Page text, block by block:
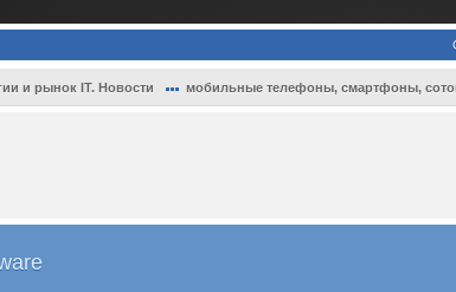
и рынок IT. Новости мобильные телефоны, смартфоны,